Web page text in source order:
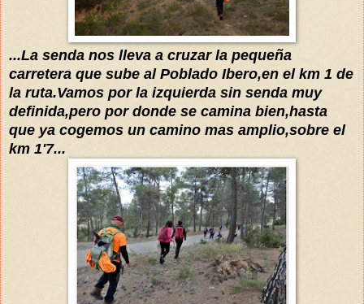
...La senda nos lleva a cruzar la pequeña
carretera que sube al Poblado Ibero,en el km 1 de
la ruta.Vamos por la izquierda sin senda muy
definida,pero por donde se camina bien,hasta
que ya cogemos un camino mas amplio,sobre el
km 1'7...